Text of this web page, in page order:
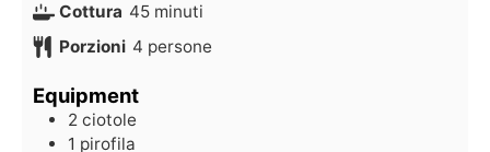
Cottura 45 minuti
Porzioni 4 persone
Equipment
2 ciotole
1 pirofila